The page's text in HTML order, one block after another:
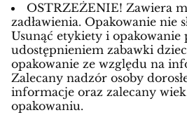
OSTRZEŻENIE! Zawiera
zadławienia. Opakowanie nie
Usunąć etykiety i opakowanie
udostępnieniem zabawki
opakowanie ze względu na
Zalecany nadzór osoby
informacje oraz zalecany
opakowaniu.